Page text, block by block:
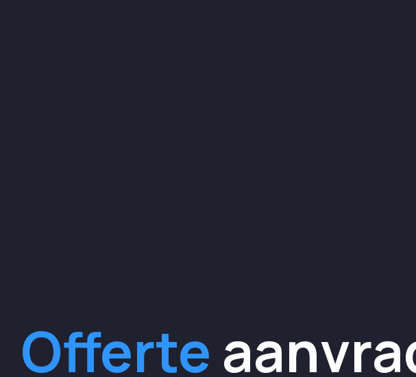
Offerte